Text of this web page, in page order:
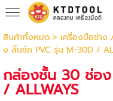
สินค้าทั้งหมด> เครื่องมือช่าง
ง ลิ้นชัก PVC รุ่น M-30D /
กล่องชั้น 30 ช่อ
/ ALLWAYS